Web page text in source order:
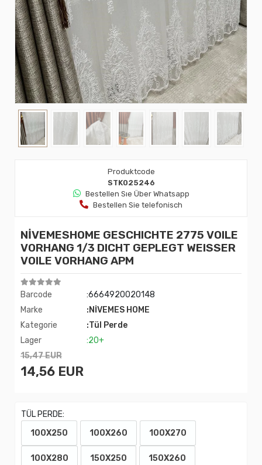
Produktcode
STK025246
Bestellen Sıe Über Whatsapp
Bestellen Sie telefonisch
NİVEMESHOME GESCHICHTE 2775 VOILE
VORHANG 1/3 DICHT GEPLEGT WEISSER
VOILE VORHANG APM
Barcode
:6664920020148
Marke
:NİVEMES HOME
Kategorie
:Tül Perde
Lager
:20+
15,47 EUR
14,56 EUR
TÜL PERDE:
100X250
100X260 100X270
100X280 150X250 150X260